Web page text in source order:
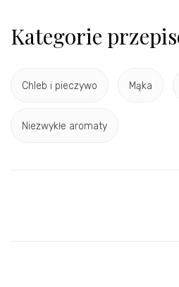
Kategorie
Chleb i pieczywo Mąka
Niezwykłe aromaty